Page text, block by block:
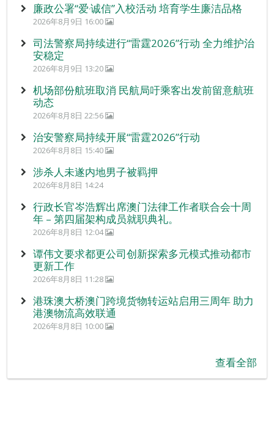
廉政公署“爱‧诚信”入校活动 培育学生廉洁品格
2026年8月9日 16:00
司法警察局持续进行“雷霆2026”行动 全力维护治
安稳定
2026年8月9日 13:20
机场部份航班取消 民航局吁乘客出发前留意航班
动态
2026年8月8日 22:56
治安警察局持续开展“雷霆2026”行动
2026年8月8日 15:40
涉杀人未遂内地男子被羁押
2026年8月8日 14:24
行政长官岑浩辉出席澳门法律工作者联合会十周
年 – 第四届架构成员就职典礼。
2026年8月8日 12:04
谭伟文要求都更公司创新探索多元模式推动都市
更新工作
2026年8月8日 11:28
港珠澳大桥澳门跨境货物转运站启用三周年 助力
港澳物流高效联通
2026年8月8日 10:00
查看全部